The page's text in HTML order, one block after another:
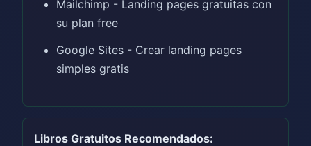
Mailchimp - Landing pages gratuitas con
su plan free
Google Sites - Crear landing pages
simples gratis
Libros Gratuitos Recomendados: